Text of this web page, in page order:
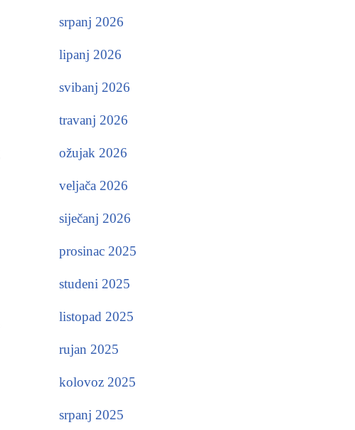
srpanj 2026
lipanj 2026
svibanj 2026
travanj 2026
ožujak 2026
veljača 2026
siječanj 2026
prosinac 2025
studeni 2025
listopad 2025
rujan 2025
kolovoz 2025
srpanj 2025